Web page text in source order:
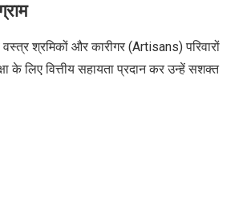
वस्त्र श्रमिकों और कारीगर (Artisans) परिवारों
के लिए वित्तीय सहायता प्रदान कर उन्हें सशक्त